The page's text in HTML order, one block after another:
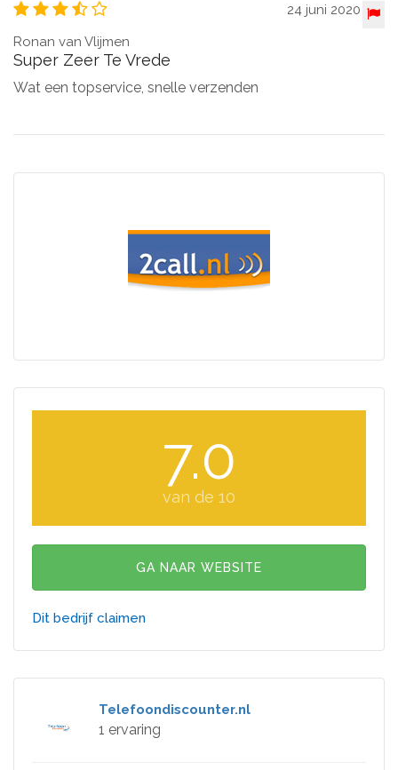
24 juni 2020
Ronan van Vlijmen
Super Zeer Te Vrede
Wat een topservice, snelle verzenden
7.0
van de 10
GA NAAR WEBSITE
Dit bedrijf claimen
Telefoondiscounter.nl
1 ervaring